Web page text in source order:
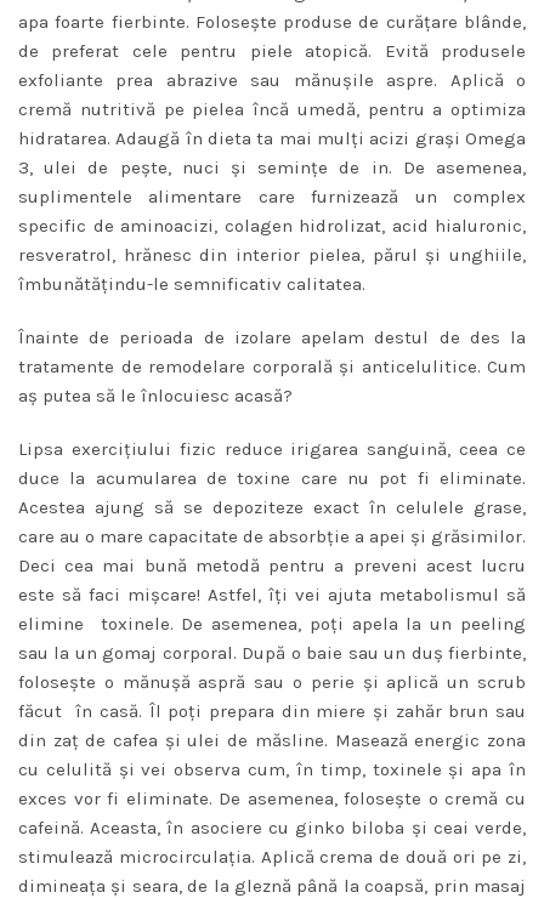
apa foarte fierbinte. Foloseşte produse de curăţare blânde,
de preferat cele pentru piele atopică. Evită produsele
exfoliante prea abrazive sau mănuşile aspre. Aplică o
cremă nutritivă pe pielea încă umedă, pentru a optimiza
hidratarea. Adaugă în dieta ta mai mulţi acizi graşi Omega
3, ulei de peşte, nuci şi seminţe de in. De asemenea,
suplimentele alimentare care furnizează un complex
specific de aminoacizi, colagen hidrolizat, acid hialuronic,
resveratrol, hrănesc din interior pielea, părul şi unghiile,
îmbunătăţindu-le semnificativ calitatea.
Înainte de perioada de izolare apelam destul de des la
tratamente de remodelare corporală şi anticelulitice. Cum
aş putea să le înlocuiesc acasă?
Lipsa exerciţiului fizic reduce irigarea sanguină, ceea ce
duce la acumularea de toxine care nu pot fi eliminate.
Acestea ajung să se depoziteze exact în celulele grase,
care au o mare capacitate de absorbţie a apei şi grăsimilor.
Deci cea mai bună metodă pentru a preveni acest lucru
este să faci mişcare! Astfel, îţi vei ajuta metabolismul să
elimine toxinele. De asemenea, poți apela la un peeling
sau la un gomaj corporal. După o baie sau un duş fierbinte,
foloseşte o mănuşă aspră sau o perie și aplică un scrub
făcut în casă. Îl poţi prepara din miere şi zahăr brun sau
din zaţ de cafea şi ulei de măsline. Masează energic zona
cu celulită şi vei observa cum, în timp, toxinele şi apa în
exces vor fi eliminate. De asemenea, foloseşte o cremă cu
cafeină. Aceasta, în asociere cu ginko biloba şi ceai verde,
stimulează microcirculaţia. Aplică crema de două ori pe zi,
dimineaţa şi seara, de la gleznă până la coapsă, prin masaj